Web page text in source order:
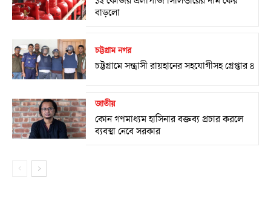
বাড়লো
চট্টগ্রাম নগর
চট্টগ্রামে সন্ত্রাসী রায়হানের সহযোগীসহ গ্রেপ্তার ৪
জাতীয়
কোন গণমাধ্যম হাসিনার বক্তব্য প্রচার করলে
ব্যবস্থা নেবে সরকার